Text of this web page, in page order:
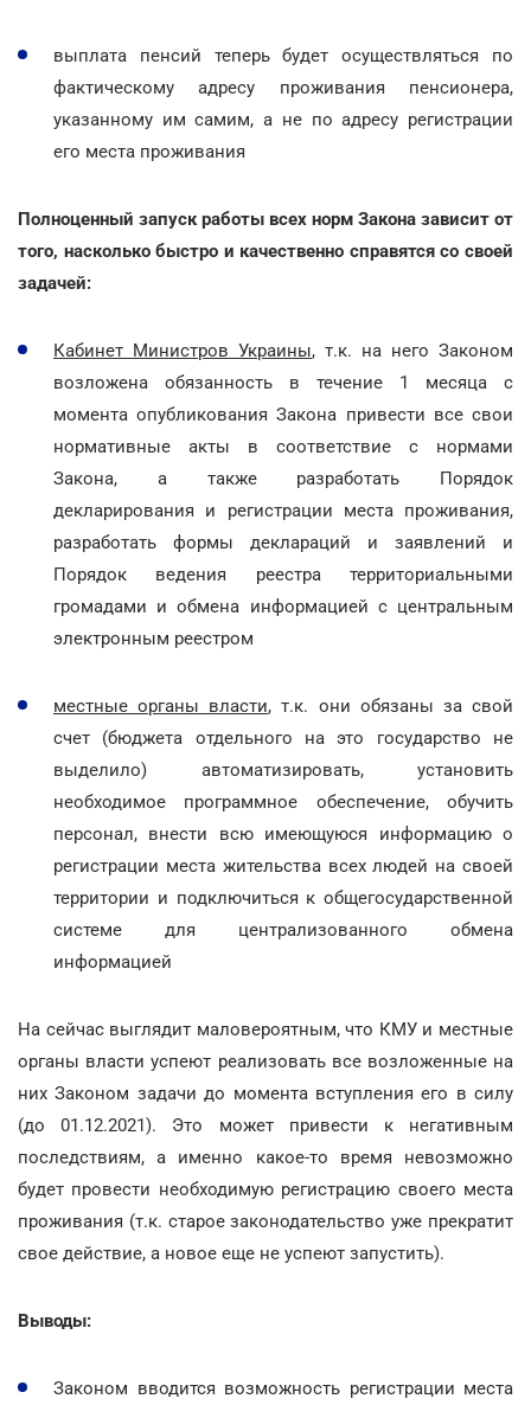
выплата пенсий теперь будет осуществляться по
фактическому адресу проживания пенсионера,
указанному им самим, а не по адресу регистрации
его места проживания
Полноценный запуск работы всех норм Закона зависит от
того, насколько быстро и качественно справятся со своей
задачей:
Кабинет Министров Украины, т.к. на него Законом
возложена обязанность в течение 1 месяца с
момента опубликования Закона привести все свои
нормативные акты в соответствие с нормами
Закона, а также разработать Порядок
декларирования и регистрации места проживания,
разработать формы деклараций и заявлений и
Порядок ведения реестра территориальными
громадами и обмена информацией с центральным
электронным реестром
местные органы власти, т.к. они обязаны за свой
счет (бюджета отдельного на это государство не
выделило) автоматизировать, установить
необходимое программное обеспечение, обучить
персонал, внести всю имеющуюся информацию о
регистрации места жительства всех людей на своей
территории и подключиться к общегосударственной
системе для централизованного обмена
информацией
На сейчас выглядит маловероятным, что КМУ и местные
органы власти успеют реализовать все возложенные на
них Законом задачи до момента вступления его в силу
(до 01.12.2021). Это может привести к негативным
последствиям, а именно какое-то время невозможно
будет провести необходимую регистрацию своего места
проживания (т.к. старое законодательство уже прекратит
свое действие, а новое еще не успеют запустить).
Выводы:
Законом вводится возможность регистрации места